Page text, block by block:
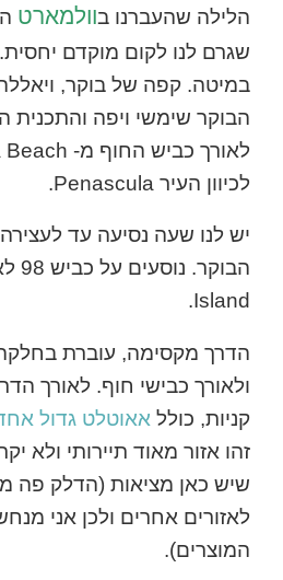
הלילה שהעברנו בוולמארט
שגרם לנו לקום מוקדם
במיטה. קפה של בוקר,
הבוקר שימשי ויפה והתכנית
לכיוון העיר Penascula.
יש לנו שעה נסיעה עד
Island.
הדרך מקסימה, עוברת
ולאורך כבישי חוף. לאורך
קניות, כולל אאוטלט גדול
זהו אזור מאוד תיירותי ולא
שיש כאן מציאות (הדלק פה
לאזורים אחרים ולכן אני
המוצרים).